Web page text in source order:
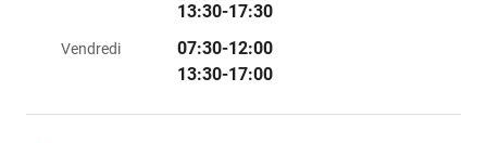
13:30-17:30
Vendredi
07:30-12:00
13:30-17:00